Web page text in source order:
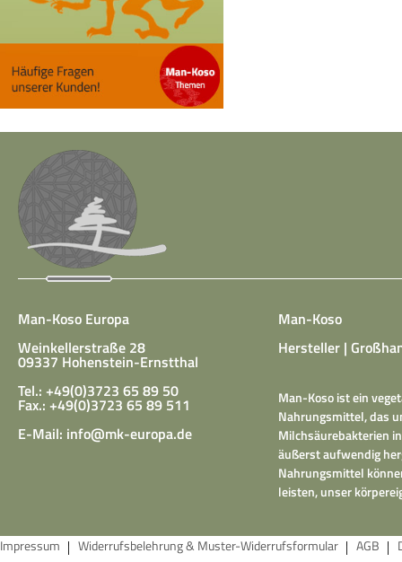
Man-Koso Europa
Weinkellerstraße 28
09337 Hohenstein-Ernstthal
Tel.: +49(0)3723 65 89 50
Fax.: +49(0)3723 65 89 511
E-Mail: info@mk-europa.de
Man-Koso
Hersteller |
Man-Koso ist ein
Nahrungsmittel, das
Milchsäurebakterien
äußerst aufwendig
Nahrungsmittel
leisten, unser
Impressum Widerrufsbelehrung & Muster-Widerrufsformular AGB